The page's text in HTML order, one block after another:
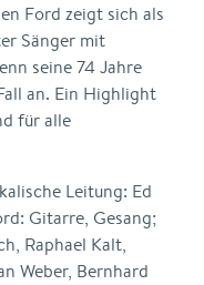
Ford zeigt sich als
Sänger mit
seine 74 Jahre
an. Ein Highlight
für alle
Leitung: Ed
Gitarre, Gesang;
Raphael Kalt,
Weber, Bernhard